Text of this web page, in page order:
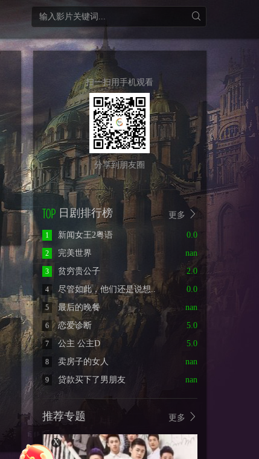
扫一扫用手机观看
分享到朋友圈
更多
日剧排行榜
0.0
1
新闻女王2粤语
nan
2
完美世界
2.0
3
贫穷贵公子
0.0
4
尽管如此，他们还是说想..
nan
5
最后的晚餐
5.0
6
恋爱诊断
5.0
7
公主 公主D
nan
8
卖房子的女人
nan
9 贷款买下了男朋友
更多
推荐专题
X